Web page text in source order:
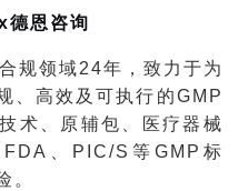
德恩咨询
合规领域24年，致力于为
、高效及可执行的GMP
术、原辅包、医疗器械
FDA PIC/S 等 GMP 标
。